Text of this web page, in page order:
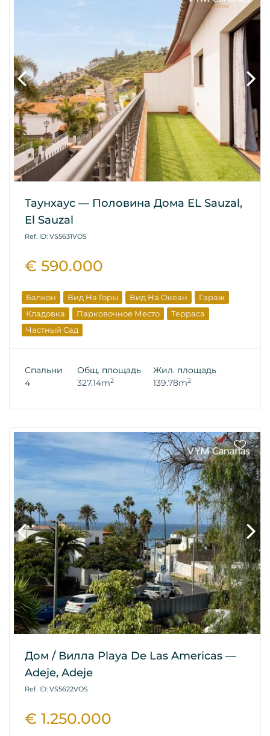
Таунхаус — Половина Дома EL Sauzal,
El Sauzal
Ref. ID: VS5631VOS
€ 590.000
Балкон Вид На Горы Вид На Океан
Гараж
Кладовка
Парковочное Место
Терраса
Частный Сад
Спальни
4
Общ. площадь
327.14m2
Жил. площадь
139.78m2
Дом / Вилла Playa De Las Americas —
Adeje, Adeje
Ref. ID: VS5622VOS
€ 1.250.000